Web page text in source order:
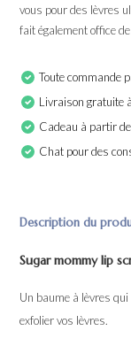
vous pour des lèvres
fait également office
Toute commande
Livraison gratuite
Cadeau à partir
Chat pour des
Description du
Sugar mommy lip
Un baume à lèvres
exfolier vos lèvres.